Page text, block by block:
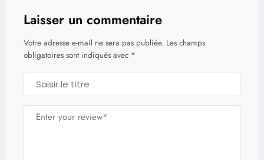
Laisser un commentaire
Votre adresse e-mail ne sera pas publiée. Les champs
obligatoires sont indiqués avec *